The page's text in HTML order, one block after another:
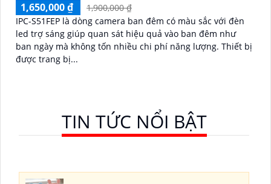
1,650,000 ₫
1,900,000 ₫
IPC-S51FEP là dòng camera ban đêm có màu sắc với đèn
led trợ sáng giúp quan sát hiệu quả vào ban đêm như
ban ngày mà không tốn nhiều chi phí năng lượng. Thiết bị
được trang bị...
TIN TỨC NỔI BẬT